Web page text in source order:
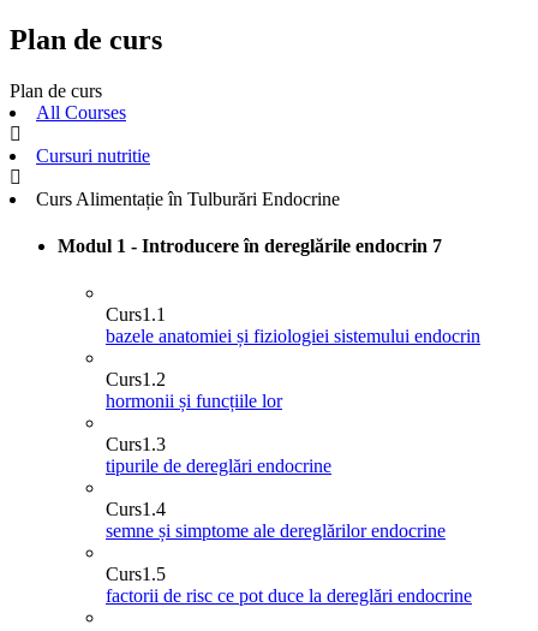
Plan de curs
Plan de curs
All Courses
Cursuri nutritie
Curs Alimentație în Tulburări Endocrine
Modul 1 - Introducere în dereglările endocrin 7
Curs1.1
bazele anatomiei și fiziologiei sistemului endocrin
Curs1.2
hormonii și funcțiile lor
Curs1.3
tipurile de dereglări endocrine
Curs1.4
semne și simptome ale dereglărilor endocrine
Curs1.5
factorii de risc ce pot duce la dereglări endocrine